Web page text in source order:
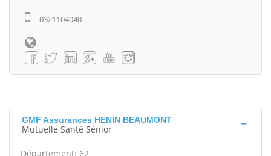
0321104040
GMF Assurances HENIN BEAUMONT
Mutuelle Santé Sénior
Département: 62